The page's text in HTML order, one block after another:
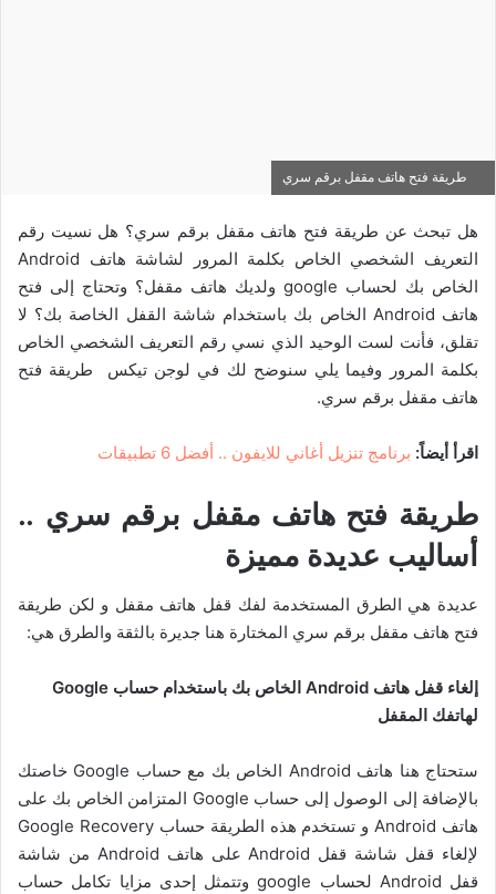
طريقة فتح هاتف مقفل برقم سري
هل تبحث عن طريقة فتح هاتف مقفل برقم سري؟ هل نسيت رقم
التعريف الشخصي الخاص بكلمة المرور لشاشة هاتف Android
الخاص بك لحساب google ولديك هاتف مقفل؟ وتحتاج إلى فتح
هاتف Android الخاص بك باستخدام شاشة القفل الخاصة بك؟ لا
تقلق، فأنت لست الوحيد الذي نسي رقم التعريف الشخصي الخاص
بكلمة المرور وفيما يلي سنوضح لك في لوجن تيكس طريقة فتح
هاتف مقفل برقم سري.
اقرأ أيضاً: برنامج تنزيل أغاني للايفون .. أفضل 6 تطبيقات
طريقة فتح هاتف مقفل برقم سري ..
أساليب عديدة مميزة
عديدة هي الطرق المستخدمة لفك قفل هاتف مقفل و لكن طريقة
فتح هاتف مقفل برقم سري المختارة هنا جديرة بالثقة والطرق هي:
إلغاء قفل هاتف Android الخاص بك باستخدام حساب Google
لهاتفك المقفل
ستحتاج هنا
هاتف Android الخاص بك مع حساب Google خاصتك
بالإضافة إلى الوصول إلى حساب Google المتزامن الخاص بك على
هاتف Android و تستخدم هذه الطريقة حساب Google Recovery
لإلغاء قفل شاشة قفل Android على هاتف Android من شاشة
قفل Android لحساب google وتتمثل إحدى مزايا تكامل حساب